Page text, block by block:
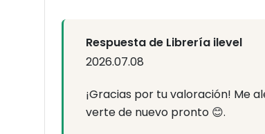
Respuesta de Librería ilevel
2026.07.08
¡Gracias por tu valoración! Me
verte de nuevo pronto 😊.